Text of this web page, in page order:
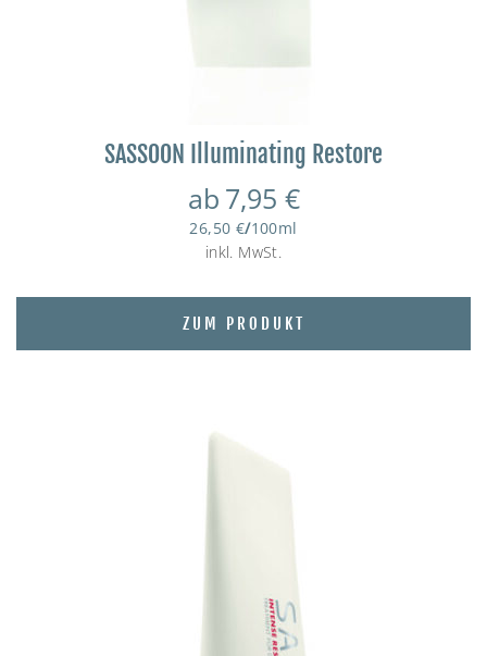
SASSOON Illuminating Restore
ab 7,95 €
26,50 €/100ml
inkl. MwSt.
ZUM PRODUKT